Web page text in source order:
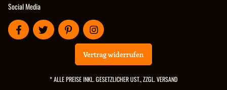
Social Media
Vertrag widerrufen
* ALLE PREISE INKL. GESETZLICHER UST., ZZGL.VERSAND